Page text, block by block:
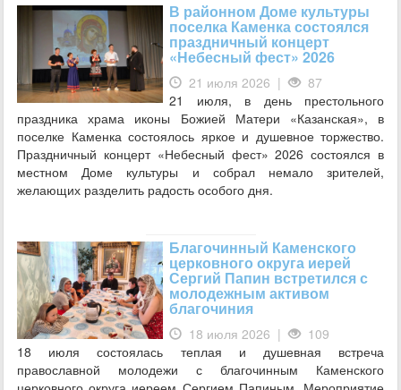
В районном Доме культуры
поселка Каменка состоялся
праздничный концерт
«Небесный фест» 2026
21 июля 2026 |
87
21 июля, в день престольного
праздника храма иконы Божией Матери «Казанская», в
поселке Каменка состоялось яркое и душевное торжество.
Праздничный концерт «Небесный фест» 2026 состоялся в
местном Доме культуры и собрал немало зрителей,
желающих разделить радость особого дня.
Благочинный Каменского
церковного округа иерей
Сергий Папин встретился с
молодежным активом
благочиния
18 июля 2026 |
109
18 июля состоялась теплая и душевная встреча
православной молодежи с благочинным Каменского